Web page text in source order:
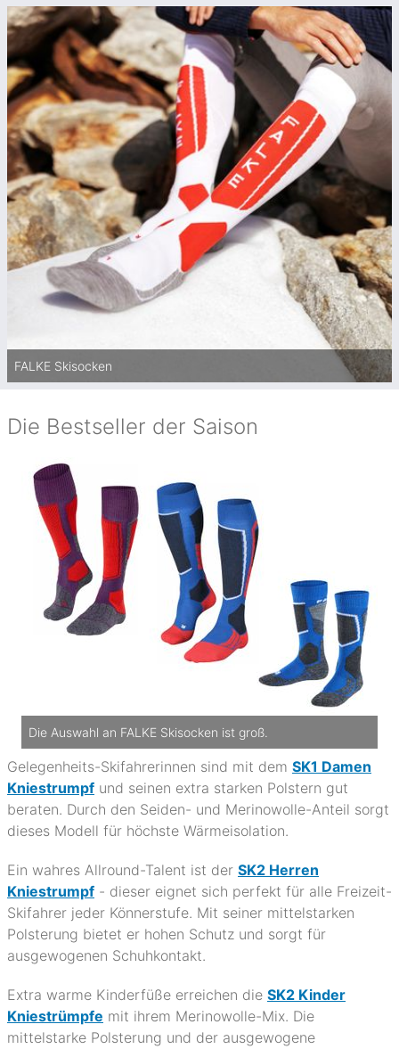
FALKE Skisocken
Die Bestseller der Saison
Die Auswahl an FALKE Skisocken ist groß.
Gelegenheits-Skifahrerinnen sind mit dem SK1 Damen
Kniestrumpf und seinen extra starken Polstern gut
beraten. Durch den Seiden- und Merinowolle-Anteil sorgt
dieses Modell für höchste Wärmeisolation.
Ein wahres Allround-Talent ist der SK2 Herren
Kniestrumpf - dieser eignet sich perfekt für alle Freizeit-
Skifahrer jeder Könnerstufe. Mit seiner mittelstarken
Polsterung bietet er hohen Schutz und sorgt für
ausgewogenen Schuhkontakt.
Extra warme Kinderfüße erreichen die SK2 Kinder
Kniestrümpfe mit ihrem Merinowolle-Mix. Die
mittelstarke Polsterung und der ausgewogene